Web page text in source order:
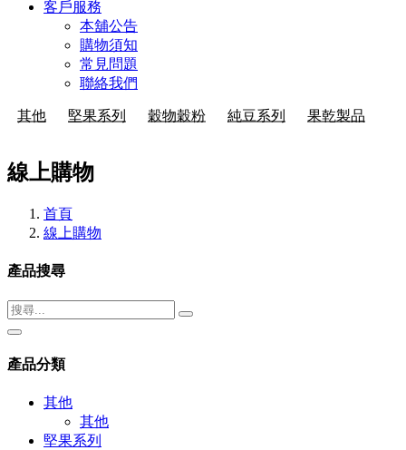
客戶服務
本舖公告
購物須知
常見問題
聯絡我們
其他 堅果系列 穀物穀粉 純豆系列 果乾製品
線上購物
首頁
線上購物
產品搜尋
產品分類
其他
其他
堅果系列